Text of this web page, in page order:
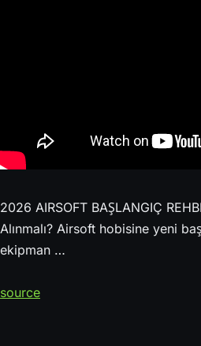
2026 AIRSOFT BAŞLANGIÇ
Alınmalı? Airsoft hobisine yeni
ekipman …
source